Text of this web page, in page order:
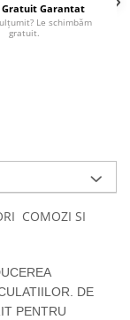
Gratuit Garantat
Le schimbăm
gratuit.
COMOZI SI
DE
PENTRU